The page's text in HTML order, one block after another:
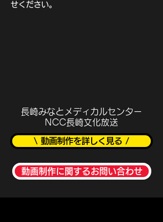
せください。
長崎みなとメディカルセンター
NCC長崎文化放送
\ 動画制作を詳しく見る /
動画制作に関するお問い合わせ